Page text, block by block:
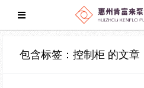
包含标签：控制柜 的文章